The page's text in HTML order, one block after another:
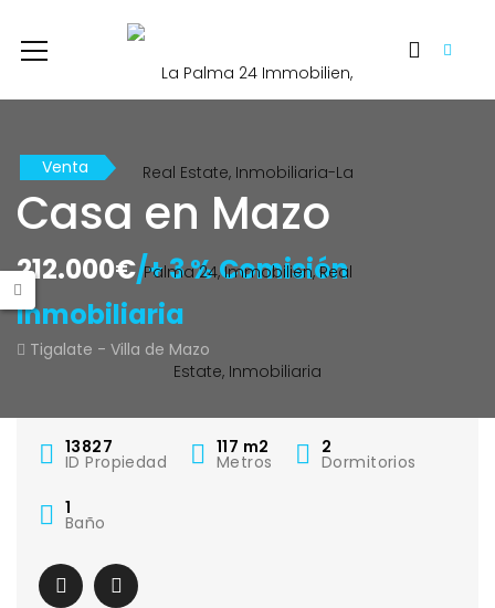
Venta
Casa en Mazo
212.000€/+ 3 % Comisión
Inmobiliaria
Tigalate - Villa de Mazo
13827
ID Propiedad
117 m2
Metros
2
Dormitorios
1
Baño